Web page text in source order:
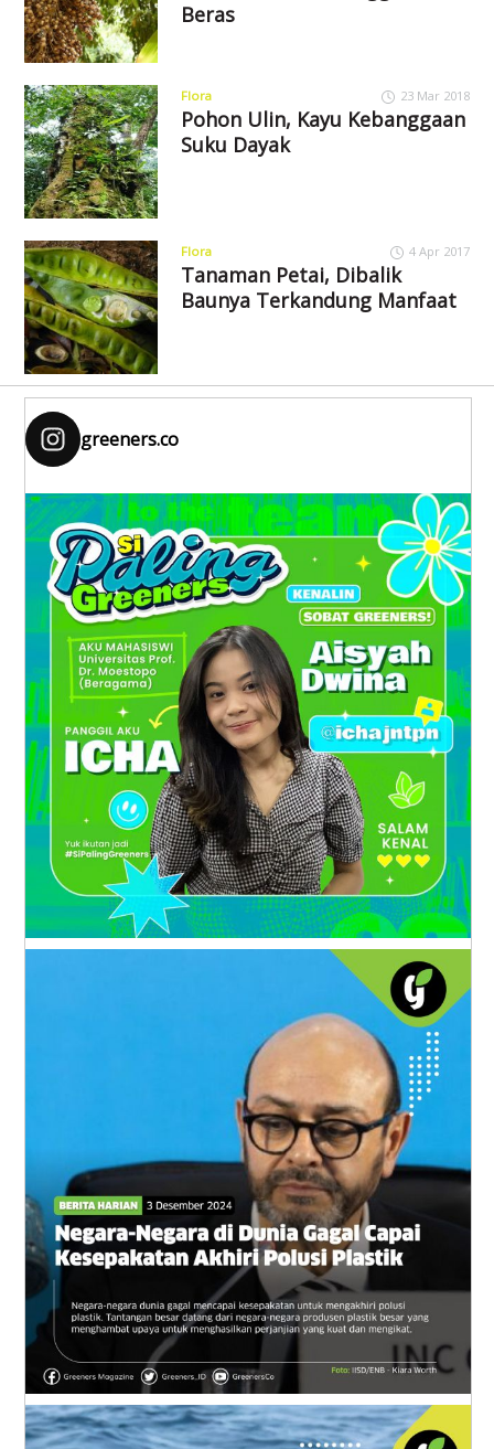
Beras
Flora 23 Mar 2018
Pohon Ulin, Kayu Kebanggaan
Suku Dayak
Flora 4 Apr 2017
Tanaman Petai, Dibalik
Baunya Terkandung Manfaat
greeners.co